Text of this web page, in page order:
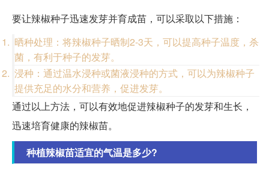
要让辣椒种子迅速发芽并育成苗，可以采取以下措施：
晒种处理：将辣椒种子晒制2-3天，可以提高种子温度，杀
菌，有利于种子的发芽。
浸种：通过温水浸种或菌液浸种的方式，可以为辣椒种子
提供充足的水分和营养，促进发芽。
通过以上方法，可以有效地促进辣椒种子的发芽和生长，
迅速培育健康的辣椒苗。
种植辣椒苗适宜的气温是多少?